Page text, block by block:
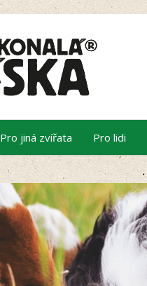
Pro jiná zvířata Pro lidi